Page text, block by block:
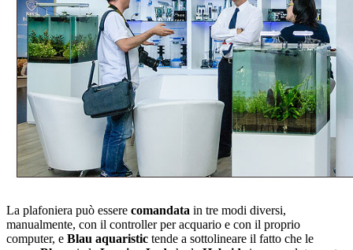
La plafoniera può essere comandata in tre modi diversi,
manualmente, con il controller per acquario e con il proprio
computer, e Blau aquaristic tende a sottolineare il fatto che le